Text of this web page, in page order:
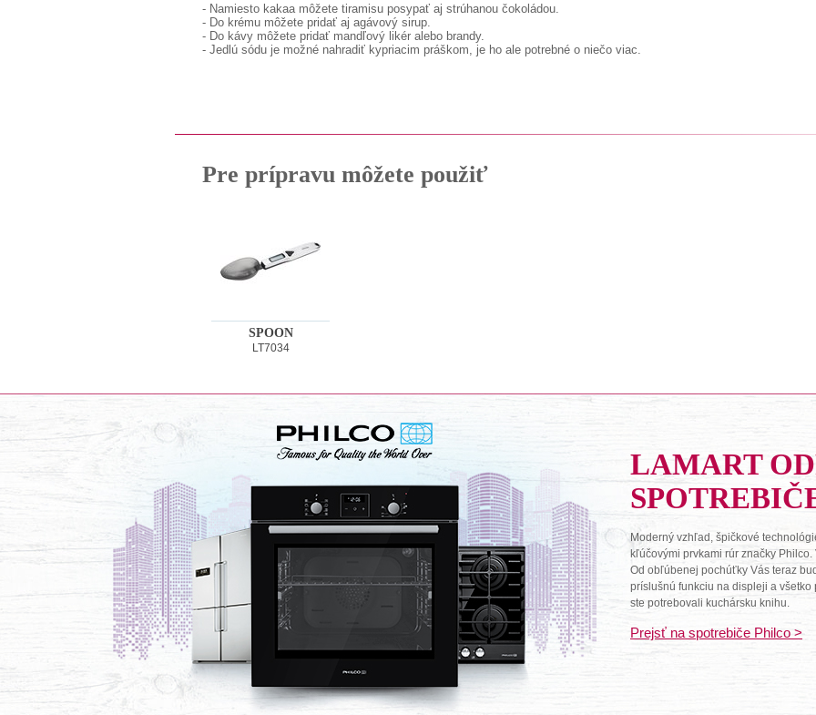
- Namiesto kakaa môžete tiramisu posypať aj strúhanou čokoládou.
- Do krému môžete pridať aj agávový sirup.
- Do kávy môžete pridať mandľový likér alebo brandy.
- Jedlú sódu je možné nahradiť kypriacim práškom, je ho ale potrebné o niečo viac.
Pre prípravu môžete použiť
SPOON
LT7034
LAMART
Moderný vzhľad, špičkové
kľúčovými prvkami rúr značky
Od obľúbenej pochúťky Vás teraz
príslušnú funkciu na displeji a
ste potrebovali kuchársku knihu.
Prejsť na spotrebiče Philco >